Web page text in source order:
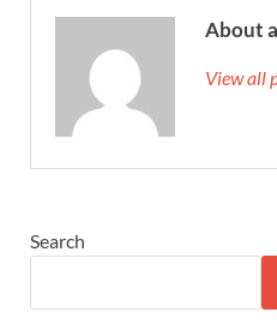
About
View all
Search